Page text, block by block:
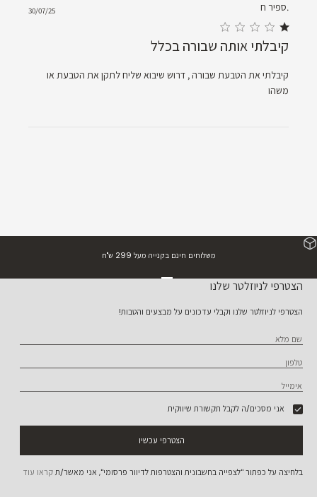
ספיר ח.
1 star rating
קיבלתי אותה שבורה בכלל
משהו
30/07/25
משלוחים חינם בקנייה מעל 299 ש"ח
הצטרפי לניוזלטר שלנו
הצטרפי לניוזלטר שלנו וקבלי עדכונים על מבצעים והטבות!
שם מלא
טלפון
אימייל
אני מסכים/ה לקבל תקשורת שיווקית
הצטרפי עכשיו
בלחיצה על כפתור "לצפייה בחשבונית והצטרפות לדיוור פרסומי", אני מאשר/תקראו עוד